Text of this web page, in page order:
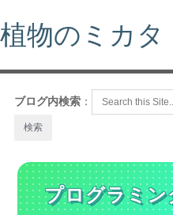
植物のミカタ
ブログ内検索 ：
プログラミン